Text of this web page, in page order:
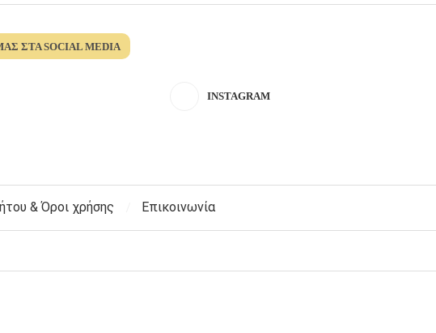
ΣΤΑ SOCIAL MEDIA
INSTAGRAM
& Όροι χρήσης Επικοινωνία